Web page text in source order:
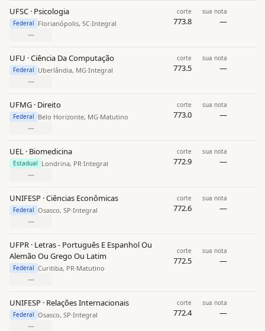
UFSC · Psicologia
Federal Florianópolis, SC·Integral
corte
773.8
sua nota
—
—
UFU · Ciência Da Computação
Federal Uberlândia, MG·Integral
corte
773.5
sua nota
—
—
UFMG · Direito
Federal Belo Horizonte, MG·Matutino
corte
773.0
sua nota
—
—
UEL · Biomedicina
Estadual Londrina, PR·Integral
corte
772.9
sua nota
—
—
UNIFESP · Ciências Econômicas
Federal Osasco, SP·Integral
corte
772.6
sua nota
—
—
UFPR · Letras - Português E Espanhol Ou
Alemão Ou Grego Ou Latim
Federal Curitiba, PR·Matutino
corte
772.5
sua nota
—
—
UNIFESP · Relações Internacionais
Federal Osasco, SP·Integral
corte
772.4
sua nota
—
—